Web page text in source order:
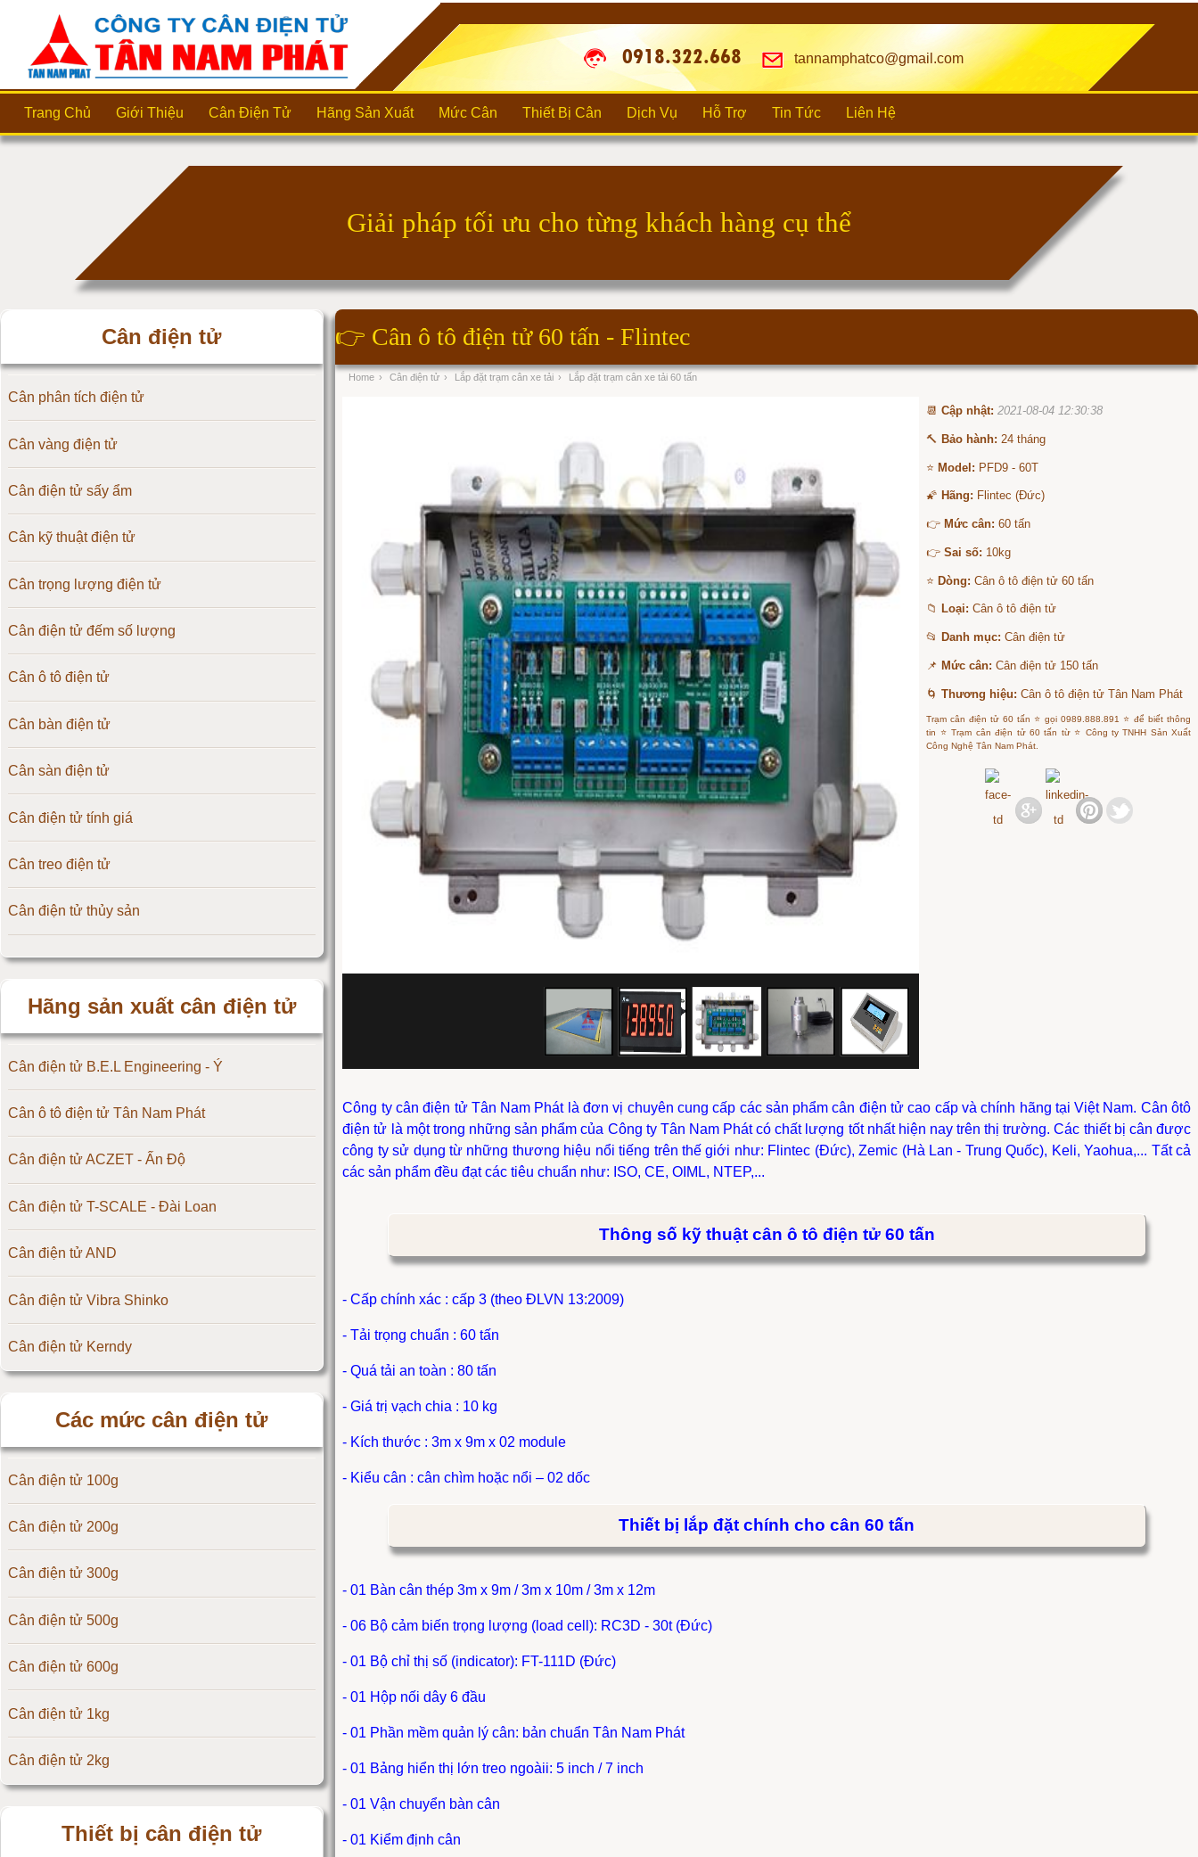
0918.322.668 tannamphatco@gmail.com
Trang Chủ Giới Thiệu Cân Điện Tử Hãng Sản Xuất Mức Cân Thiết Bị Cân Dịch Vụ Hỗ Trợ Tin Tức Liên Hệ
👉 Cân ô tô điện tử 60 tấn - Flintec
Home › Cân điện tử › Lắp đặt trạm cân xe tải › Lắp đặt trạm cân xe tải 60 tấn
📆Cập nhật: 2021-08-04 12:30:38
🔨 Bảo hành: 24 tháng
⭐Model: PFD9 - 60T
🌠 Hãng: Flintec (Đức)
👉 Mức cân: 60 tấn
👉Sai số: 10kg
⭐Dòng: Cân ô tô điện tử 60 tấn
📁 Loại: Cân ô tô điện tử
📂 Danh mục: Cân điện tử
📌 Mức cân: Cân điện tử 150 tấn
🌀Thương hiệu: Cân ô tô điện tử Tân Nam Phát
Trạm cân điện tử 60 tấn ⭐ gọi 0989.888.891 ⭐ để biết thông
tin ⭐ Trạm cân điện tử 60 tấn từ ⭐ Công ty TNHH Sản Xuất
Công Nghệ Tân Nam Phát.
Công ty cân điện tử Tân Nam Phát là đơn vị chuyên cung cấp các sản phẩm cân điện tử cao cấp và chính hãng tại Việt Nam. Cân ôtô
điện tử là một trong những sản phẩm của Công ty Tân Nam Phát có chất lượng tốt nhất hiện nay trên thị trường. Các thiết bị cân được
công ty sử dụng từ những thương hiệu nổi tiếng trên thế giới như: Flintec (Đức), Zemic (Hà Lan - Trung Quốc), Keli, Yaohua,... Tất cả
các sản phẩm đều đạt các tiêu chuẩn như: ISO, CE, OIML, NTEP,...
Thông số kỹ thuật cân ô tô điện tử 60 tấn
- Cấp chính xác : cấp 3 (theo ĐLVN 13:2009)
- Tải trọng chuẩn : 60 tấn
- Quá tải an toàn : 80 tấn
- Giá trị vạch chia : 10 kg
- Kích thước : 3m x 9m x 02 module
- Kiểu cân : cân chìm hoặc nổi – 02 dốc
Thiết bị lắp đặt chính cho cân 60 tấn
- 01 Bàn cân thép 3m x 9m / 3m x 10m / 3m x 12m
- 06 Bộ cảm biến trọng lượng (load cell): RC3D - 30t (Đức)
- 01 Bộ chỉ thị số (indicator): FT-111D (Đức)
- 01 Hộp nối dây 6 đầu
- 01 Phần mềm quản lý cân: bản chuẩn Tân Nam Phát
- 01 Bảng hiển thị lớn treo ngoàii: 5 inch / 7 inch
- 01 Vận chuyển bàn cân
- 01 Kiểm định cân
Cân điện tử
Cân phân tích điện tử
Cân vàng điện tử
Cân điện tử sấy ẩm
Cân kỹ thuật điện tử
Cân trọng lượng điện tử
Cân điện tử đếm số lượng
Cân ô tô điện tử
Cân bàn điện tử
Cân sàn điện tử
Cân điện tử tính giá
Cân treo điện tử
Cân điện tử thủy sản
Hãng sản xuất cân điện tử
Cân điện tử B.E.L Engineering - Ý
Cân ô tô điện tử Tân Nam Phát
Cân điện tử ACZET - Ấn Độ
Cân điện tử T-SCALE - Đài Loan
Cân điện tử AND
Cân điện tử Vibra Shinko
Cân điện tử Kerndy
Cân điện tử OCS
Cân điện tử Digi
Cân điện tử TNP Scacle
Cân điện tử CAS Hàn Quốc
Cân điện tử Yaohua
Cân điện tử Amcells
Đầu cân điện tử Flintec
Các mức cân điện tử
Cân điện tử 100g
Cân điện tử 200g
Cân điện tử 300g
Cân điện tử 500g
Cân điện tử 600g
Cân điện tử 1kg
Cân điện tử 2kg
Thiết bị cân điện tử